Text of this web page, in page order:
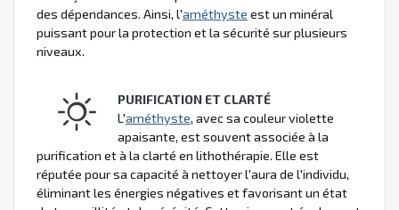
des dépendances. Ainsi, l'améthyste est un minéral
puissant pour la protection et la sécurité sur plusieurs
niveaux.
PURIFICATION ET CLARTÉ
L'améthyste, avec sa couleur violette
apaisante, est souvent associée à la
purification et à la clarté en lithothérapie. Elle est
réputée pour sa capacité à nettoyer l'aura de l'individu,
éliminant les énergies négatives et favorisant un état